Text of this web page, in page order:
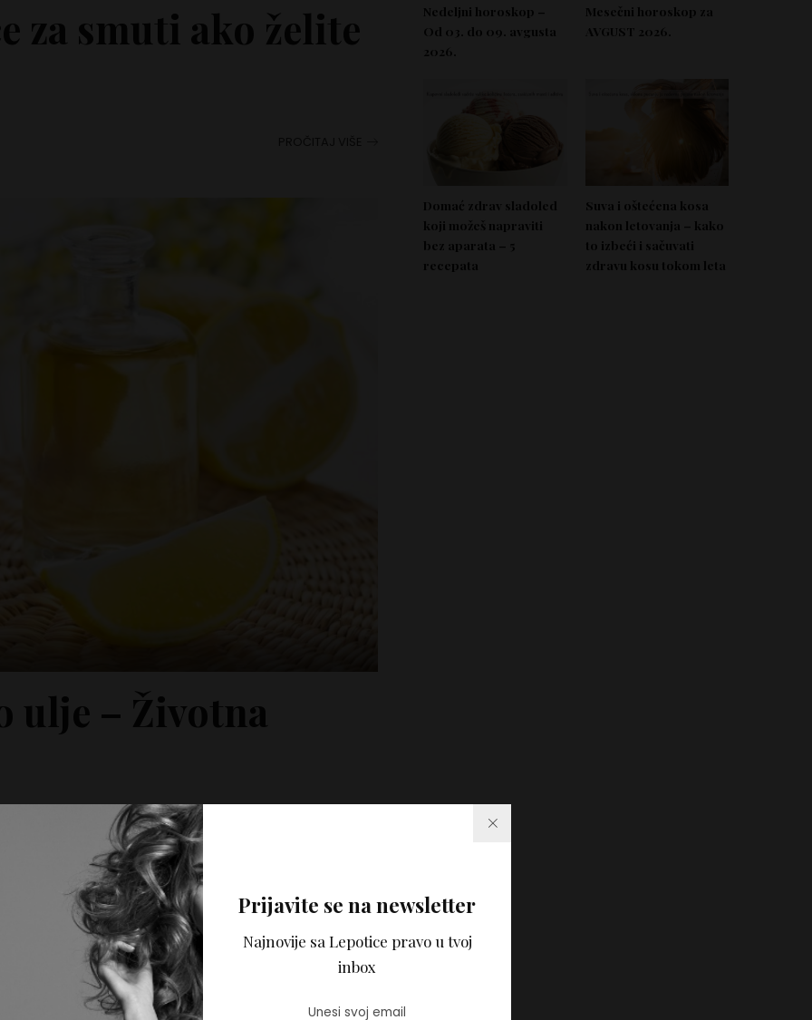
Prijavite se na newsletter
Najnovije sa Lepotice pravo u tvoj
inbox
za smuti ako želite
ulje – Životna
Nedeljni horoskop –
Od 03. do 09. avgusta
2026.
Mesečni horoskop za
AVGUST 2026.
Domać zdrav sladoled
koji možeš napraviti
bez aparata – 5
recepata
Suva i oštećena kosa
nakon letovanja – kako
to izbeći i sačuvati
zdravu kosu tokom leta